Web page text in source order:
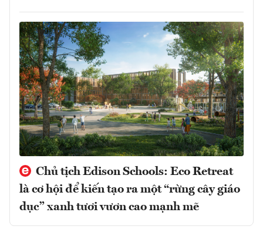
Chủ tịch Edison Schools: Eco Retreat
là cơ hội để kiến tạo ra một “rừng cây giáo
dục” xanh tươi vươn cao mạnh mẽ